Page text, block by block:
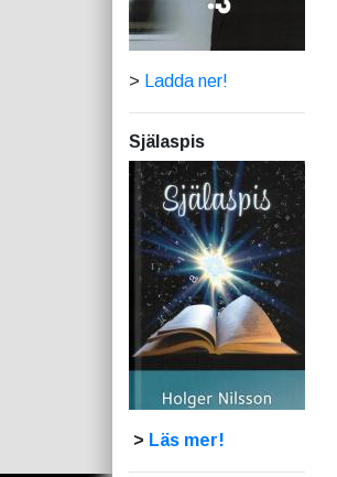
> Ladda ner!
Själaspis
> Läs mer!